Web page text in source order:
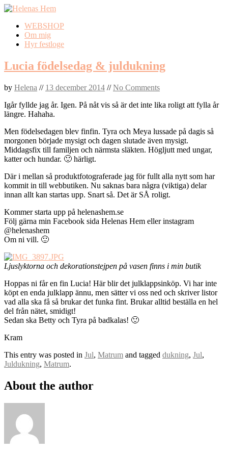
Skip
content
WEBSHOP
Om mig
Hyr festloge
Lucia födelsedag & juldukning
by Helena // 13 december 2014 //No Comments
Igår fyllde jag år. Igen. På nåt vis så är det inte lika roligt att fylla år
längre. Hahaha.
Men födelsedagen blev finfin. Tyra och Meya lussade på dagis så
morgonen började mysigt och dagen slutade även mysigt.
Middagsfix till familjen och närmsta släkten. Högljutt med ungar,
katter och hundar. 🙂 härligt.
Där i mellan så produktfotograferade jag för fullt alla nytt som har
kommit in till webbutiken. Nu saknas bara några (viktiga) delar
innan allt kan startas upp. Snart så. Det är SÅ roligt.
Kommer starta upp på helenashem.se
Följ gärna min Facebook sida Helenas Hem eller instagram
@helenashem
Om ni vill. 🙂
Ljuslyktorna och dekorationstejpen på vasen finns i min butik
Hoppas ni får en fin Lucia! Här blir det julklappsinköp. Vi har inte
köpt en enda julklapp ännu, men sätter vi oss ned och skriver listor
vad alla ska få så brukar det funka fint. Brukar alltid beställa en hel
del från nätet, smidigt!
Sedan ska Betty och Tyra på badkalas! 🙂
Kram
This entry was posted in Jul, Matrum and tagged dukning, Jul,
Juldukning, Matrum.
About the author